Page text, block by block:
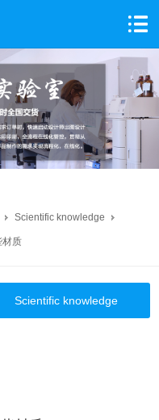
Scientific knowledge
材质
Scientific knowledge